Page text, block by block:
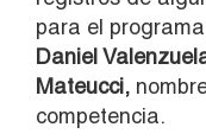
para el
Daniel
Mateucci,
competencia.